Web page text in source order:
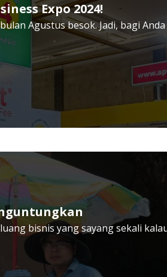
Expo 2024!
Agustus besok. Jadi, bagi Anda
bisnis yang sayang sekali